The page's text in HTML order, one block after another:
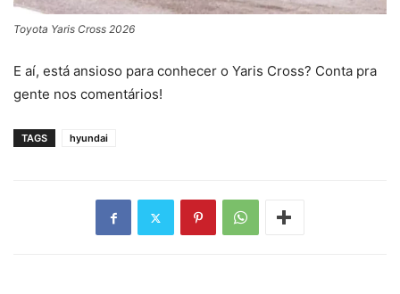
Toyota Yaris Cross 2026
E aí, está ansioso para conhecer o Yaris Cross? Conta pra
gente nos comentários!
TAGS hyundai